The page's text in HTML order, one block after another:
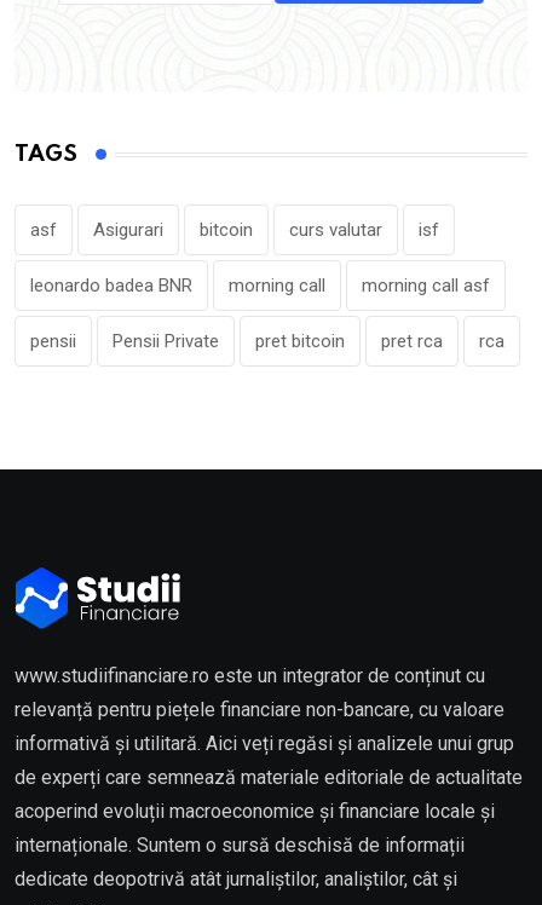
TAGS
asf Asigurari bitcoin curs valutar isf
leonardo badea BNR morning call morning call asf
pensii Pensii Private pret bitcoin pret rca rca
www.studiifinanciare.ro este un integrator de conținut cu
relevanță pentru piețele financiare non-bancare, cu valoare
informativă și utilitară. Aici veți regăsi și analizele unui grup
de experți care semnează materiale editoriale de actualitate
acoperind evoluții macroeconomice și financiare locale și
internaționale. Suntem o sursă deschisă de informații
dedicate deopotrivă atât jurnaliștilor, analiștilor, cât și